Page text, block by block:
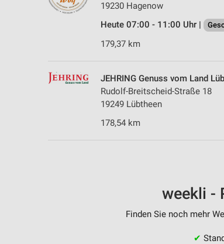
19230 Hagenow
Heute 07:00 - 11:00 Uhr |
179,37 km
JEHRING Genuss vom Land
Rudolf-Breitscheid-Straße 18
19249 Lübtheen
178,54 km
weekli -
Finden Sie noch mehr
✔